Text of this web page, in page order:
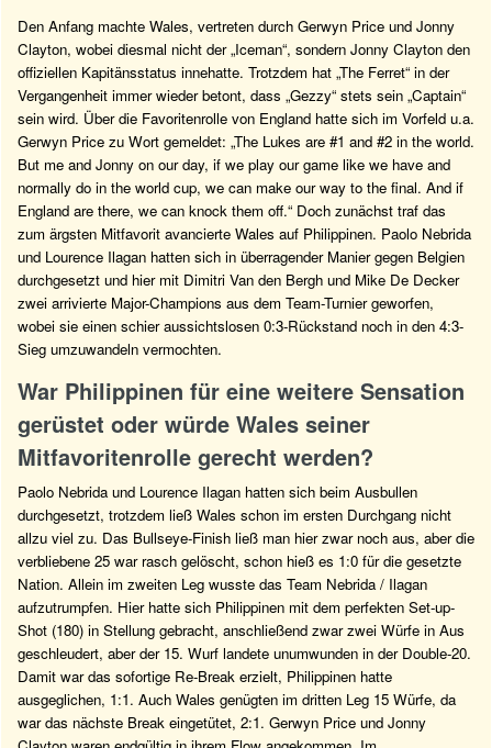
Den Anfang machte Wales, vertreten durch Gerwyn Price und Jonny
Clayton, wobei diesmal nicht der „Iceman“, sondern Jonny Clayton den
offiziellen Kapitänsstatus innehatte. Trotzdem hat „The Ferret“ in der
Vergangenheit immer wieder betont, dass „Gezzy“ stets sein „Captain“
sein wird. Über die Favoritenrolle von England hatte sich im Vorfeld u.a.
Gerwyn Price zu Wort gemeldet: „The Lukes are #1 and #2 in the world.
But me and Jonny on our day, if we play our game like we have and
normally do in the world cup, we can make our way to the final. And if
England are there, we can knock them off.“ Doch zunächst traf das
zum ärgsten Mitfavorit avancierte Wales auf Philippinen. Paolo Nebrida
und Lourence Ilagan hatten sich in überragender Manier gegen Belgien
durchgesetzt und hier mit Dimitri Van den Bergh und Mike De Decker
zwei arrivierte Major-Champions aus dem Team-Turnier geworfen,
wobei sie einen schier aussichtslosen 0:3-Rückstand noch in den 4:3-
Sieg umzuwandeln vermochten.
War Philippinen für eine weitere Sensation
gerüstet oder würde Wales seiner
Mitfavoritenrolle gerecht werden?
Paolo Nebrida und Lourence Ilagan hatten sich beim Ausbullen
durchgesetzt, trotzdem ließ Wales schon im ersten Durchgang nicht
allzu viel zu. Das Bullseye-Finish ließ man hier zwar noch aus, aber die
verbliebene 25 war rasch gelöscht, schon hieß es 1:0 für die gesetzte
Nation. Allein im zweiten Leg wusste das Team Nebrida / Ilagan
aufzutrumpfen. Hier hatte sich Philippinen mit dem perfekten Set-up-
Shot (180) in Stellung gebracht, anschließend zwar zwei Würfe in Aus
geschleudert, aber der 15. Wurf landete unumwunden in der Double-20.
Damit war das sofortige Re-Break erzielt, Philippinen hatte
ausgeglichen, 1:1. Auch Wales genügten im dritten Leg 15 Würfe, da
war das nächste Break eingetütet, 2:1. Gerwyn Price und Jonny